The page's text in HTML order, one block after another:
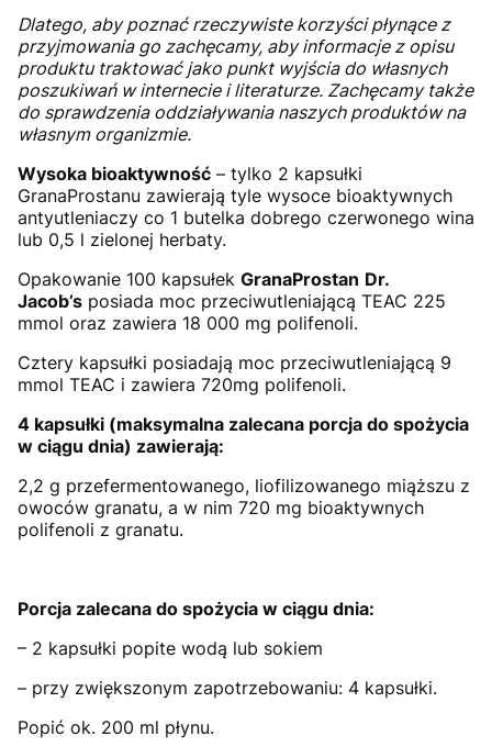
Dlatego, aby poznać rzeczywiste korzyści płynące z
przyjmowania go zachęcamy, aby informacje z opisu
produktu traktować jako punkt wyjścia do własnych
poszukiwań w internecie i literaturze. Zachęcamy także
do sprawdzenia oddziaływania naszych produktów na
własnym organizmie.
Wysoka bioaktywność – tylko 2 kapsułki
GranaProstanu zawierają tyle wysoce bioaktywnych
antyutleniaczy co 1 butelka dobrego czerwonego wina
lub 0,5 l zielonej herbaty.
Opakowanie 100 kapsułek GranaProstan Dr.
Jacob’s posiada moc przeciwutleniającą TEAC 225
mmol oraz zawiera 18 000 mg polifenoli.
Cztery kapsułki posiadają moc przeciwutleniającą 9
mmol TEAC i zawiera 720mg polifenoli.
4 kapsułki (maksymalna zalecana porcja do spożycia
w ciągu dnia) zawierają:
2,2 g przefermentowanego, liofilizowanego miąższu z
owoców granatu, a w nim 720 mg bioaktywnych
polifenoli z granatu.
Porcja zalecana do spożycia w ciągu dnia:
– 2 kapsułki popite wodą lub sokiem
– przy zwiększonym zapotrzebowaniu: 4 kapsułki.
Popić ok. 200 ml płynu.